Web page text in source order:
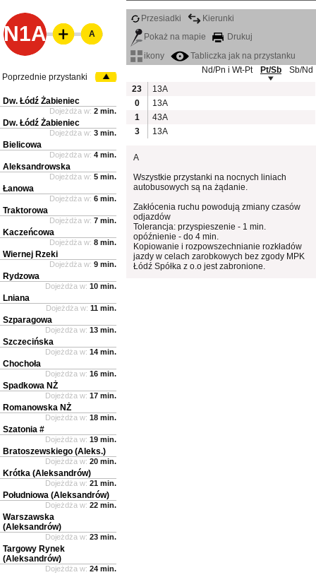
N1A
Przesiadki
Kierunki
Pokaż na mapie
Drukuj
ikony
Tabliczka jak na przystanku
Nd/Pn i Wt-Pt
Pt/Sb
Sb/Nd
23
13A
0
13A
1
43A
3
13A
A
Wszystkie przystanki na nocnych liniach
autobusowych są na żądanie.
Zakłócenia ruchu powodują zmiany czasów
odjazdów
Tolerancja: przyspieszenie - 1 min.
opóźnienie - do 4 min.
Kopiowanie i rozpowszechnianie rozkładów
jazdy w celach zarobkowych bez zgody MPK
Łódź Spółka z o.o jest zabronione.
A
Poprzednie przystanki
Dw. Łódź Żabieniec
Dojeżdża w: 2 min.
Dw. Łódź Żabieniec
Dojeżdża w: 3 min.
Bielicowa
Dojeżdża w: 4 min.
Aleksandrowska
Dojeżdża w: 5 min.
Łanowa
Dojeżdża w: 6 min.
Traktorowa
Dojeżdża w: 7 min.
Kaczeńcowa
Dojeżdża w: 8 min.
Wiernej Rzeki
Dojeżdża w: 9 min.
Rydzowa
Dojeżdża w: 10 min.
Lniana
Dojeżdża w: 11 min.
Szparagowa
Dojeżdża w: 13 min.
Szczecińska
Dojeżdża w: 14 min.
Chochoła
Dojeżdża w: 16 min.
Spadkowa NŻ
Dojeżdża w: 17 min.
Romanowska NŻ
Dojeżdża w: 18 min.
Szatonia #
Dojeżdża w: 19 min.
Bratoszewskiego (Aleks.)
Dojeżdża w: 20 min.
Krótka (Aleksandrów)
Dojeżdża w: 21 min.
Południowa (Aleksandrów)
Dojeżdża w: 22 min.
Warszawska
(Aleksandrów)
Dojeżdża w: 23 min.
Targowy Rynek
(Aleksandrów)
Dojeżdża w: 24 min.